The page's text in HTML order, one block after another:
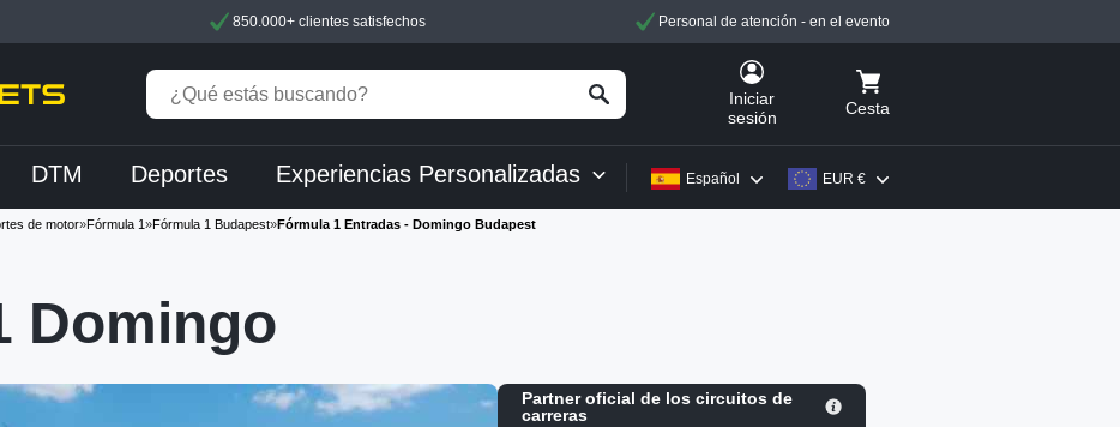
850.000+ clientes satisfechos Personal de atención - en el evento
Iniciar
sesión
Cesta
DTM Deportes Experiencias Personalizadas EUR €
Español
de motor»Fórmula 1»Fórmula 1 Budapest»Fórmula 1 Entradas - Domingo Budapest
Domingo
Partner oficial de los circuitos de
carreras